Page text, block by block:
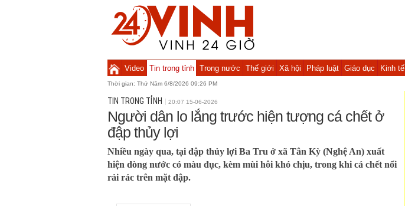
Video Tin trong tỉnh Trong nước Thế giới Xã hội Pháp luật Giáo dục Kinh tế
Thời gian: Thứ Năm 6/8/2026 09:26 PM
TIN TRONG TỈNH 20:07 15-06-2026
Người dân lo lắng trước hiện tượng cá chết ở
đập thủy lợi
Nhiều ngày qua, tại đập thủy lợi Ba Tru ở xã Tân Kỳ (Nghệ An) xuất
hiện dòng nước có màu đục, kèm mùi hôi khó chịu, trong khi cá chết nổi
rải rác trên mặt đập.